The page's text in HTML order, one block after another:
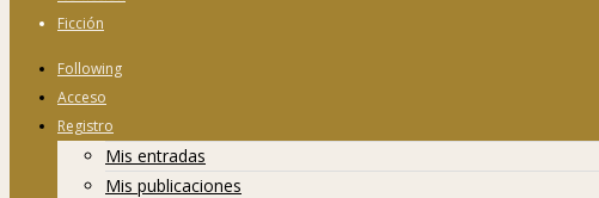
Ficción
Following
Acceso
Registro
Mis entradas
Mis publicaciones